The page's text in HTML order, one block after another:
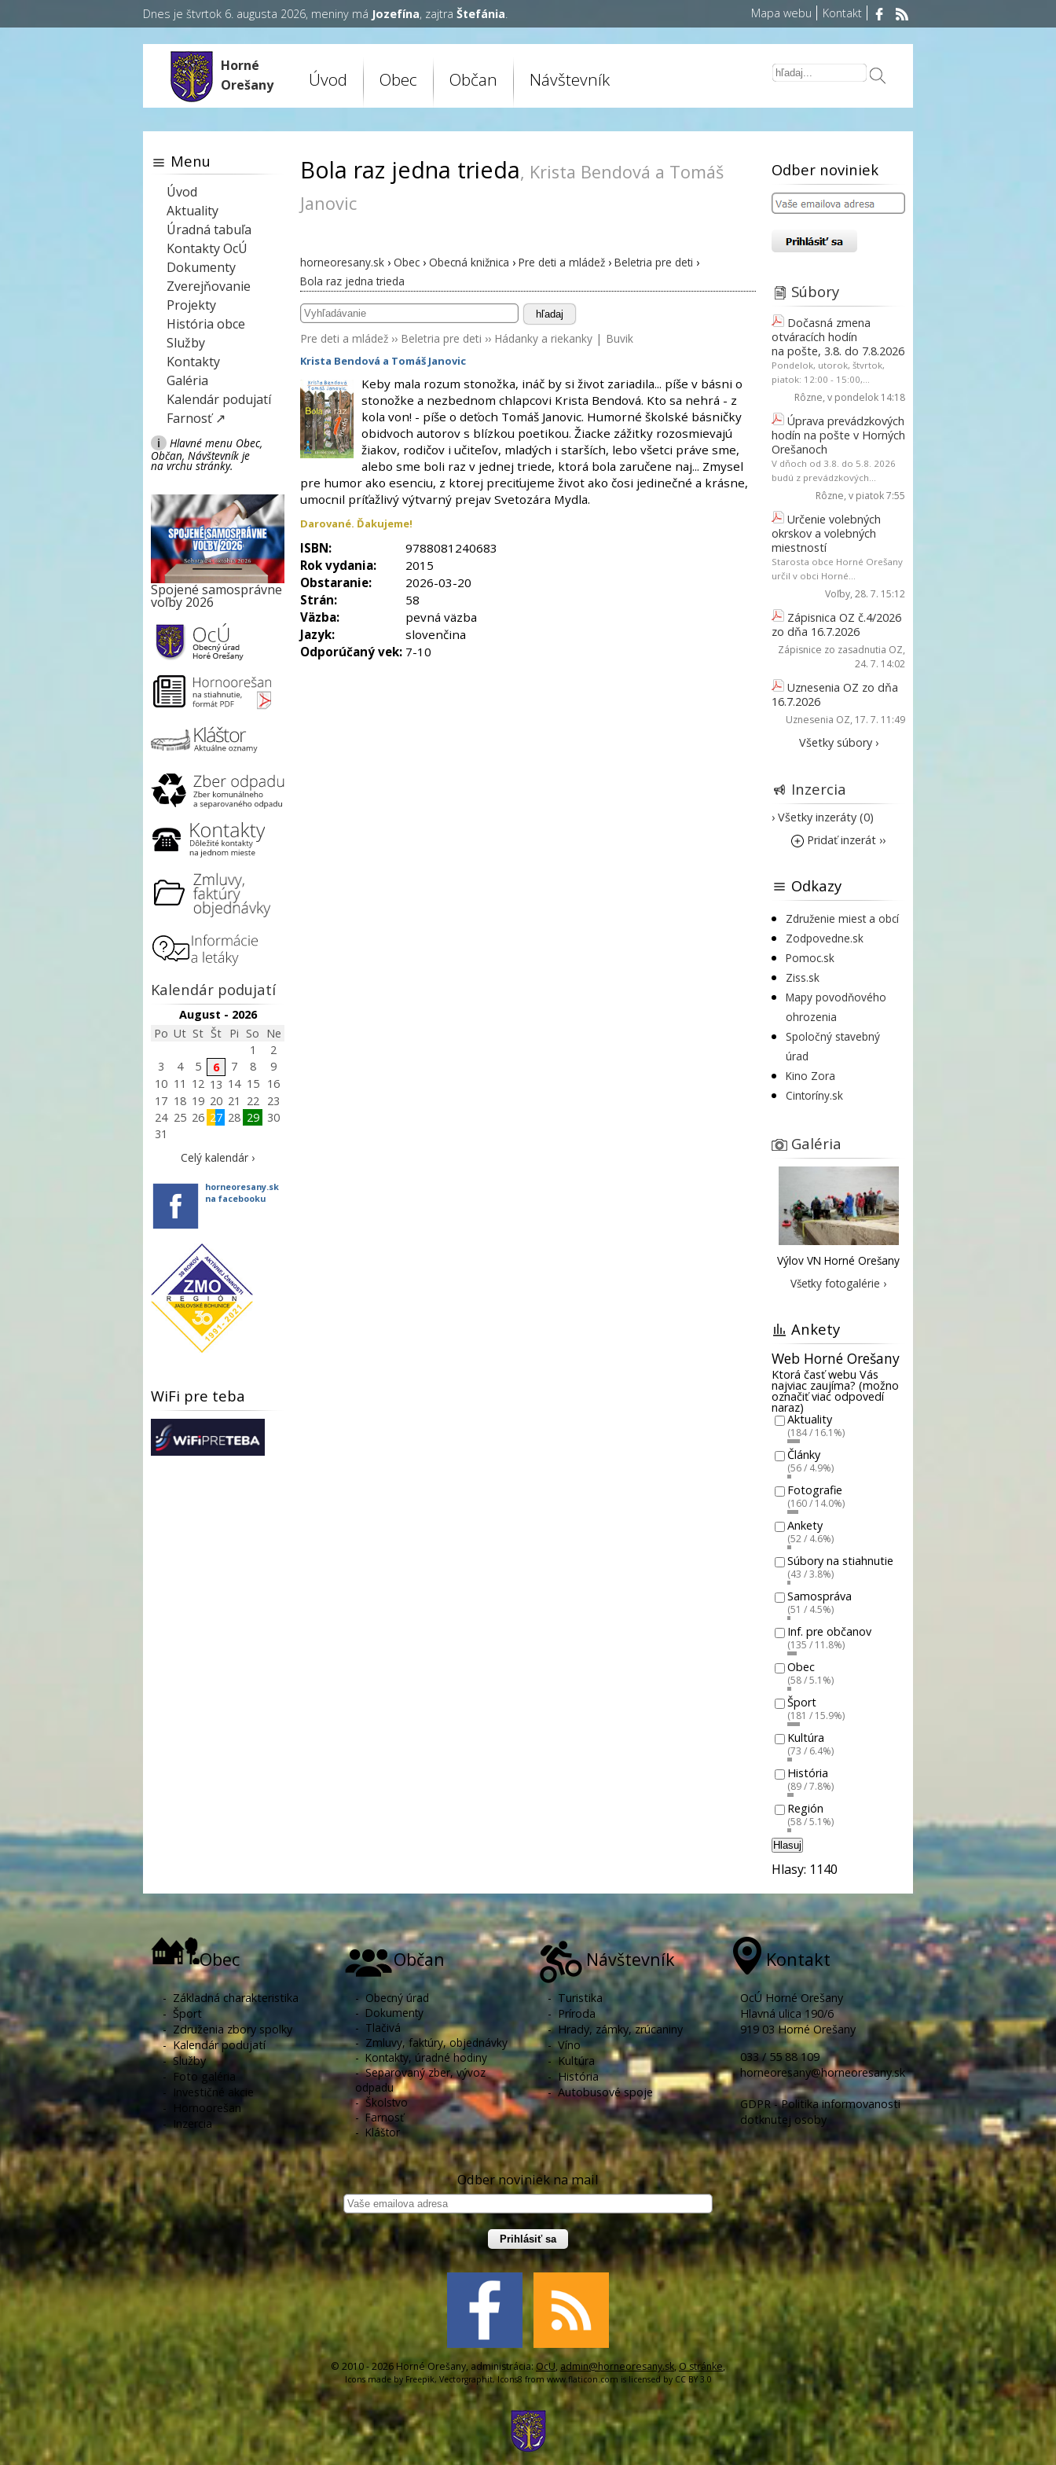
Dnes je štvrtok 6. augusta 2026, meniny má Jozefína, zajtra Štefánia. Mapa webu Kontakt
Horné
Orešany
Úvod Obec Občan Návštevník
Bola raz jedna trieda, Krista Bendová a Tomáš
Janovic
horneoresany.sk › Obec › Obecná knižnica › Pre deti a mládež › Beletria pre deti ›
Bola raz jedna trieda
hľadaj
Pre deti a mládež ›› Beletria pre deti ›› Hádanky a riekanky | Buvik
Krista Bendová a Tomáš Janovic
Keby mala rozum stonožka, ináč by si život zariadila... píše v básni o
stonožke a nezbednom chlapcovi Krista Bendová. Kto sa nehrá - z
kola von! - píše o deťoch Tomáš Janovic. Humorné školské básničky
obidvoch autorov s blízkou poetikou. Žiacke zážitky rozosmievajú
žiakov, rodičov i učiteľov, mladých i starších, lebo všetci práve sme,
alebo sme boli raz v jednej triede, ktorá bola zaručene naj... Zmysel
pre humor ako esenciu, z ktorej preciťujeme život ako čosi jedinečné a krásne,
umocnil príťažlivý výtvarný prejav Svetozára Mydla.
Darované. Ďakujeme!
ISBN:
9788081240683
Rok vydania:
2015
Obstaranie:
2026-03-20
Strán:
58
Väzba:
pevná väzba
Jazyk:
slovenčina
Odporúčaný vek: 7-10
Menu
Úvod
Aktuality
Úradná tabuľa
Kontakty OcÚ
Dokumenty
Zverejňovanie
Projekty
História obce
Služby
Kontakty
Galéria
Kalendár podujatí
Farnosť ↗
i
Hlavné menu Obec,
Občan, Návštevník je
na vrchu stránky.
Spojené samosprávne
voľby 2026
Kalendár podujatí
August - 2026
Po Ut St Št Pi So Ne
1
2
3
4 5 6 7 8
9
10 11 12 13 14 15
16
17 18 19 20 21 22
23
24 25 26 27 28 29
30
31
Celý kalendár ›
horneoresany.sk
na facebooku
WiFi pre teba
Odber noviniek
Súbory
Dočasná zmena
otváracích hodín
na pošte, 3.8. do 7.8.2026
Pondelok, utorok, štvrtok,
piatok: 12:00 - 15:00,...
Rôzne, v pondelok 14:18
Úprava prevádzkových
hodín na pošte v Horných
Orešanoch
V dňoch od 3.8. do 5.8. 2026
budú z prevádzkových...
Rôzne, v piatok 7:55
Určenie volebných
okrskov a volebných
miestností
Starosta obce Horné Orešany
určil v obci Horné...
Voľby, 28. 7. 15:12
Zápisnica OZ č.4/2026
zo dňa 16.7.2026
Zápisnice zo zasadnutia OZ,
24. 7. 14:02
Uznesenia OZ zo dňa
16.7.2026
Uznesenia OZ, 17. 7. 11:49
Všetky súbory ›
Inzercia
› Všetky inzeráty (0)
Pridať inzerát ››
Odkazy
Združenie miest a obcí
Zodpovedne.sk
Pomoc.sk
Ziss.sk
Mapy povodňového
ohrozenia
Spoločný stavebný
úrad
Kino Zora
Cintoríny.sk
Galéria
Výlov VN Horné Orešany
Všetky fotogalérie ›
Ankety
Web Horné Orešany
Ktorá časť webu Vás
najviac zaujíma? (možno
označiť viac odpovedí
naraz)
Aktuality
(184 / 16.1%)
Články
(56 / 4.9%)
Fotografie
(160 / 14.0%)
Ankety
(52 / 4.6%)
Súbory na stiahnutie
(43 / 3.8%)
Samospráva
(51 / 4.5%)
Inf. pre občanov
(135 / 11.8%)
Obec
(58 / 5.1%)
Šport
(181 / 15.9%)
Kultúra
(73 / 6.4%)
História
(89 / 7.8%)
Región
(58 / 5.1%)
Hlasuj
Hlasy: 1140
Obec
- Základná charakteristika
- Šport
- Združenia zbory spolky
-Kalendár podujatí
-Služby
- Foto galéria
- Investičné akcie
-
Hornoorešan
-
Inzercia
Občan
- Obecný úrad
-Dokumenty
- Tlačivá
- Zmluvy, faktúry, objednávky
- Kontakty, úradné hodiny
-Separovaný zber, vývoz
odpadu
- Školstvo
- Farnosť
- Kláštor
Návštevník
- Turistika
- Príroda
-Hrady, zámky, zrúcaniny
-Víno
- Kultúra
- História
-Autobusové spoje
Kontakt
OcÚ Horné Orešany
Hlavná ulica 190/6
919 03 Horné Orešany
033 / 55 88 109
horneoresany@horneoresany.sk
GDPR - Politika informovanosti
dotknutej osoby
Odber noviniek na mail
Prihlásiť sa
© 2010 - 2026 Horné Orešany, administrácia: OcU, admin@horneoresany.sk,O stránke,
Icons made by Freepik, Vectorgraphit,Icons8 fromwww.flaticon.com is licensed by CC BY 3.0